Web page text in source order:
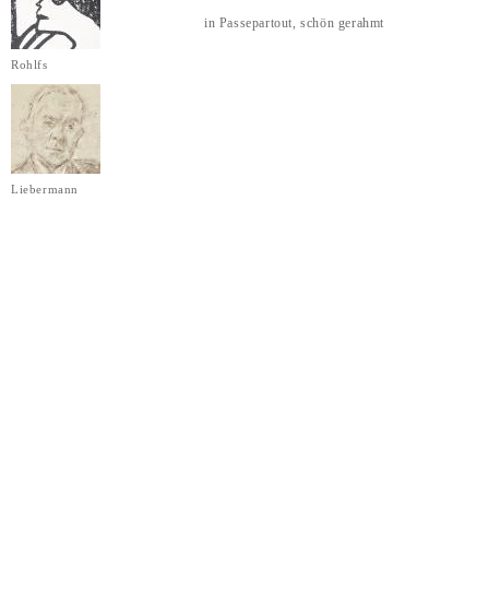
Rohlfs
Liebermann
in Passepartout, schön gerahmt